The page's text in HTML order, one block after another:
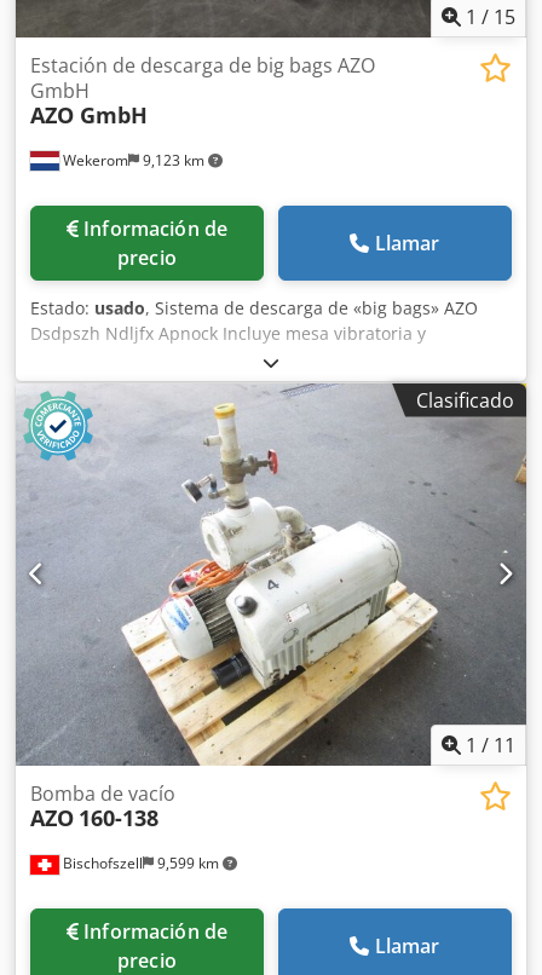
1 / 15
Wekerom 9,123 km
Estación de descarga de big bags AZO
GmbH
AZO GmbH
Información de
precio
Llamar
Estado: usado, Sistema de descarga de «big bags» AZO
Dsdpszh Ndljfx Apnock Incluye mesa vibratoria y
plataforma vibratoria con tornillo dosificador. Estuvo
instalado en una planta. Capacidad: aproximadamente 2 o
3 «big bags». Fabricado íntegramente en acero inoxidable
316. Consulte nuestros otros anuncios.
Clasificado
1 / 11
Bischofszell 9,599 km
Bomba de vacío
AZO 160-138
Información de
precio
Llamar